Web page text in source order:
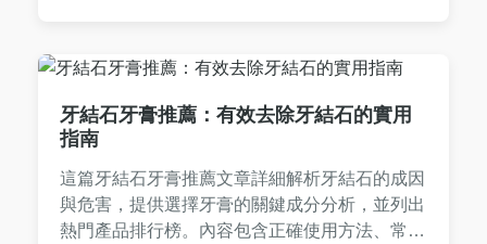
牙結石牙膏推薦：有效去除牙結石的實用
指南
這篇牙結石牙膏推薦文章詳細解析牙結石的成因
與危害，提供選擇牙膏的關鍵成分分析，並列出
熱門產品排行榜。內容包含正確使用方法、常見